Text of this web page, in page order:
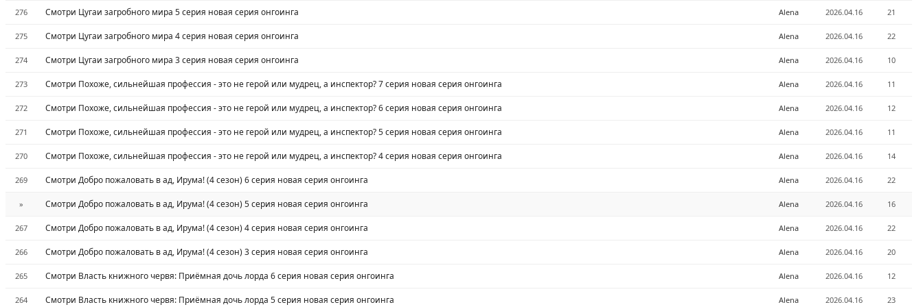
276 Смотри Цугаи загробного мира 5 серия новая серия онгоинга Alena 2026.04.16 21
275 Смотри Цугаи загробного мира 4 серия новая серия онгоинга Alena 2026.04.16 22
274 Смотри Цугаи загробного мира 3 серия новая серия онгоинга Alena 2026.04.16 10
273 Смотри Похоже, сильнейшая профессия - это не герой или мудрец, а инспектор? 7 серия новая серия онгоинга Alena 2026.04.16 11
272 Смотри Похоже, сильнейшая профессия - это не герой или мудрец, а инспектор? 6 серия новая серия онгоинга Alena 2026.04.16 12
271 Смотри Похоже, сильнейшая профессия - это не герой или мудрец, а инспектор? 5 серия новая серия онгоинга Alena 2026.04.16 11
270 Смотри Похоже, сильнейшая профессия - это не герой или мудрец, а инспектор? 4 серия новая серия онгоинга Alena 2026.04.16 14
269 Смотри Добро пожаловать в ад, Ирума! (4 сезон) 6 серия новая серия онгоинга Alena 2026.04.16 22
» Смотри Добро пожаловать в ад, Ирума! (4 сезон) 5 серия новая серия онгоинга Alena 2026.04.16 16
267 Смотри Добро пожаловать в ад, Ирума! (4 сезон) 4 серия новая серия онгоинга Alena 2026.04.16 22
266 Смотри Добро пожаловать в ад, Ирума! (4 сезон) 3 серия новая серия онгоинга Alena 2026.04.16 20
265 Смотри Власть книжного червя: Приёмная дочь лорда 6 серия новая серия онгоинга Alena 2026.04.16 12
264 Смотри Власть книжного червя: Приёмная дочь лорда 5 серия новая серия онгоинга Alena 2026.04.16 23